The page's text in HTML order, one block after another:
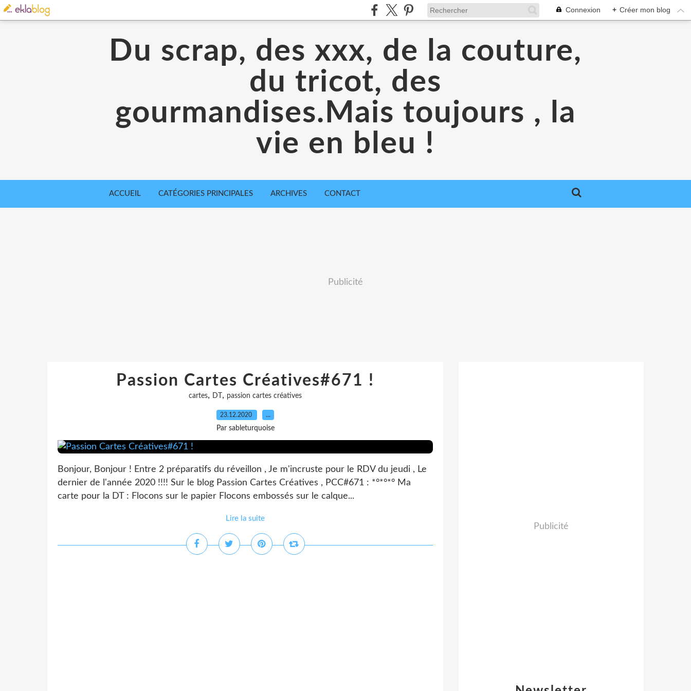
Connexion + Créer mon blog
Du scrap, des xxx, de la couture,
du tricot, des
gourmandises.Mais toujours , la
vie en bleu !
ACCUEIL CATÉGORIES PRINCIPALES ARCHIVES CONTACT
Publicité
Passion Cartes Créatives#671 !
cartes, DT , passion cartes créatives
23.12.2020 …
Par sableturquoise
Bonjour, Bonjour ! Entre 2 préparatifs du réveillon , Je m'incruste pour le RDV du jeudi , Le
dernier de l'année 2020 !!!! Sur le blog Passion Cartes Créatives , PCC#671 : *°*°*° Ma
carte pour la DT : Flocons sur le papier Flocons embossés sur le calque...
Lire la suite
Publicité